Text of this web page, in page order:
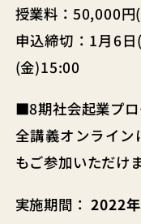
授業料：50,000
申込締切：1月6
(金)15:00
■8期社会起業プ
全講義オンライン
もご参加いただけま
実施期間：2022